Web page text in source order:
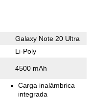
Galaxy Note 20 Ultra
Li-Poly
4500 mAh
Carga inalámbrica
integrada